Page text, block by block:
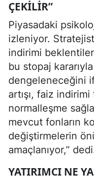
ÇEKILIR”
Piyasadaki
izleniyor.
indirimi
bu stopaj
dengeleneceğini
artışı, faiz
normalleşme
mevcut fonların
değiştirmelerin
amaçlanıyor,”
YATIRIMCI NE